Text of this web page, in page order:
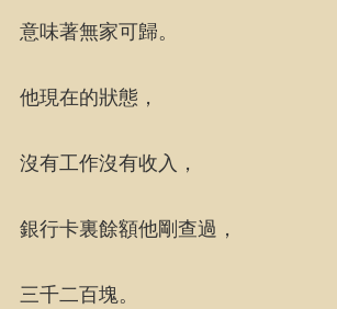
意味著無家可歸。
他現在的狀態，
沒有工作沒有收入，
銀行卡裏餘額他剛查過，
三千二百塊。